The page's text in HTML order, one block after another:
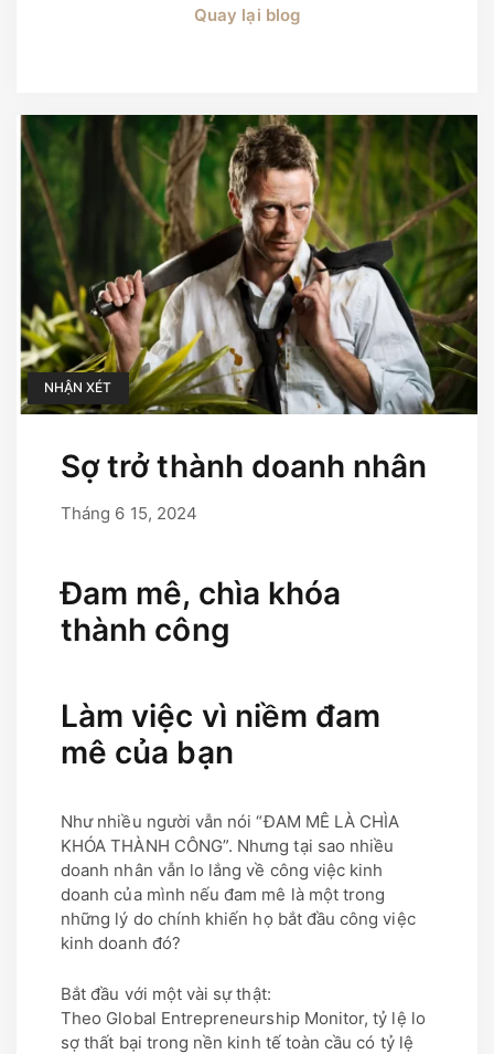
Quay lại blog
NHẬN XÉT
Sợ trở thành doanh nhân
Tháng 6 15, 2024
Đam mê, chìa khóa
thành công
Làm việc vì niềm đam
mê của bạn
Như nhiều người vẫn nói “ĐAM MÊ LÀ CHÌA
KHÓA THÀNH CÔNG”. Nhưng tại sao nhiều
doanh nhân vẫn lo lắng về công việc kinh
doanh của mình nếu đam mê là một trong
những lý do chính khiến họ bắt đầu công việc
kinh doanh đó?
Bắt đầu với một vài sự thật:
Theo Global Entrepreneurship Monitor, tỷ lệ lo
sợ thất bại trong nền kinh tế toàn cầu có tỷ lệ